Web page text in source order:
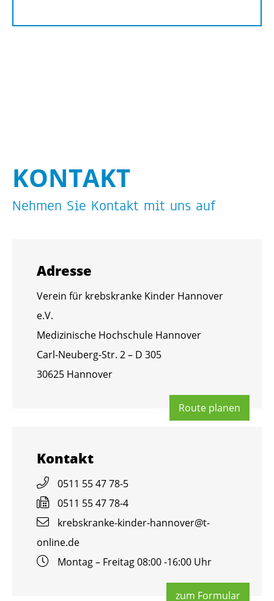
KON­TAKT
Neh­men Sie Kon­takt mit uns auf
Adres­se
Ver­ein für krebs­kran­ke Kin­der Han­no­ver
e.V.
Me­di­zi­ni­sche Hoch­schu­le Han­no­ver
Carl-Neu­berg-Str. 2 – D 305
30625 Han­no­ver
Route pla­nen
Kon­takt
0511 55 47 78-5
0511 55 47 78-4
krebs­kran­ke-kin­der-han­no­ver@​t-​
online.​de
Mon­tag – Frei­tag 08:00 -16:00 Uhr
zum For­mu­lar